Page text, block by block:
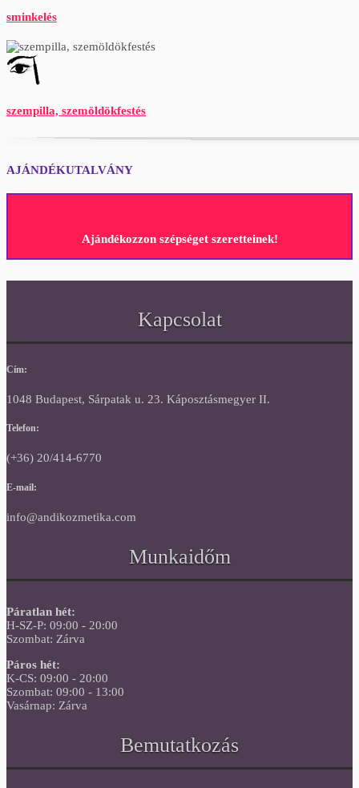
sminkelés
szempilla, szemöldökfestés
AJÁNDÉKUTALVÁNY
Ajándékozzon szépséget szeretteinek!
Kapcsolat
Cím:
1048 Budapest, Sárpatak u. 23. Káposztásmegyer II.
Telefon:
(+36) 20/414-6770
E-mail:
info@andikozmetika.com
Munkaidőm
Páratlan hét:
H-SZ-P: 09:00 - 20:00
Szombat: Zárva
Páros hét:
K-CS: 09:00 - 20:00
Szombat: 09:00 - 13:00
Vasárnap: Zárva
Bemutatkozás